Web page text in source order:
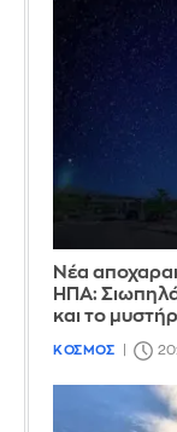
Νέα
ΗΠΑ:
και το
ΚΟΣΜΟΣ